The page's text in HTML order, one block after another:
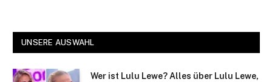
UNSERE AUSWAHL
Wer ist Lulu Lewe? Alles über Lulu Lewe,